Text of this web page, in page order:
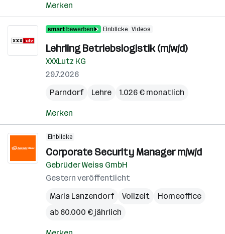
Merken
Einblicke Videos
Lehrling Betriebslogistik (m/w/d)
XXXLutz KG
29.7.2026
Parndorf
Lehre 1.026 € monatlich
Merken
Einblicke
Corporate Security Manager m/w/d
Gebrüder Weiss GmbH
Gestern veröffentlicht
Maria Lanzendorf
Vollzeit
Homeoffice
ab 60.000 € jährlich